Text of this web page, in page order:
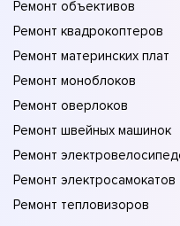
Ремонт объективов
Ремонт квадрокоптеров
Ремонт материнских плат
Ремонт моноблоков
Ремонт оверлоков
Ремонт швейных машинок
Ремонт
Ремонт электросамокатов
Ремонт тепловизоров